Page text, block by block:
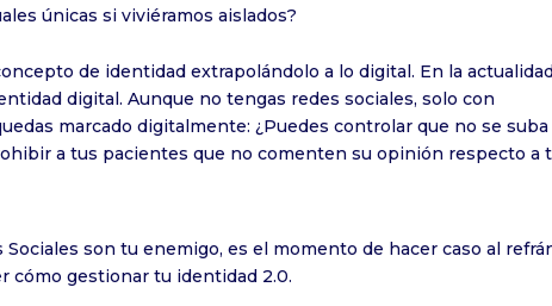
únicas si viviéramos aislados?
de identidad extrapolándolo a lo digital. En la
digital. Aunque no tengas redes sociales, solo con
marcado digitalmente: ¿Puedes controlar que no se suba
a tus pacientes que no comenten su opinión respecto a
son tu enemigo, es el momento de hacer caso al
cómo gestionar tu identidad 2.0.